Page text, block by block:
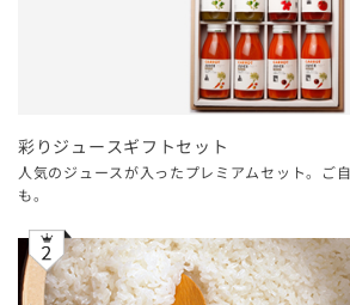
彩りジュースギフトセット
人気のジュースが入ったプレミアムセット。ご
も。